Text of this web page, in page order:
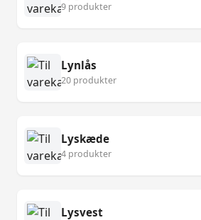
9 produkter
Lynlås
20 produkter
Lyskæde
4 produkter
Lysvest